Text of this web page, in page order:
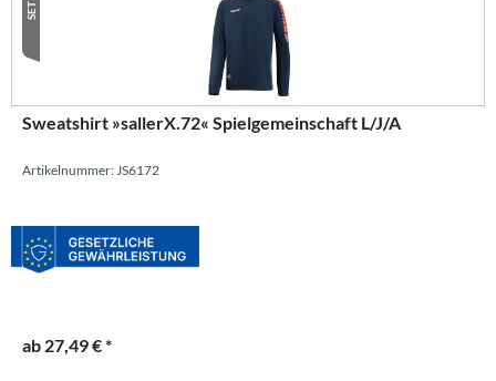
SET
Sweatshirt »sallerX.72« Spielgemeinschaft L/J/A
Artikelnummer: JS6172
ab 27,49 € *